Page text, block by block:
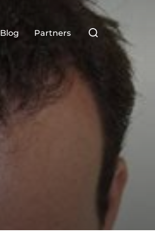
Blog Partners
Zoek